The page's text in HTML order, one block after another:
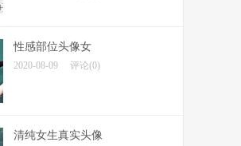
性感部位头像女
2020-08-09 评论(0)
清纯女生真实头像